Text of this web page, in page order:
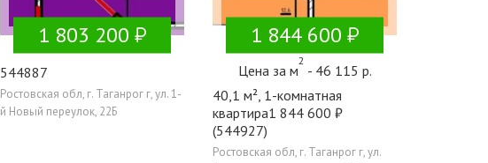
1 803 200
544887
Ростовская обл, г. Таганрог г, ул. 1-
й Новый переулок, 22Б
1 844 600
Цена за м
2
- 46 115 р.
40,1 м², 1-комнатная
квартира1 844 600 ₽
(544927)
Ростовская обл, г. Таганрог г, ул.